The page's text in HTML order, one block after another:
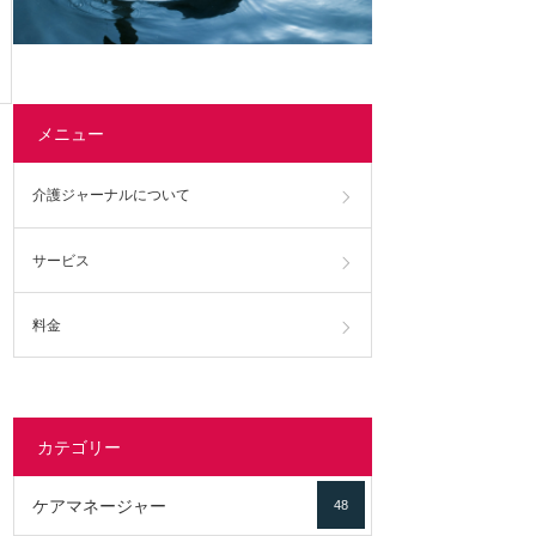
メニュー
介護ジャーナルについて
サービス
料金
カテゴリー
ケアマネージャー 48